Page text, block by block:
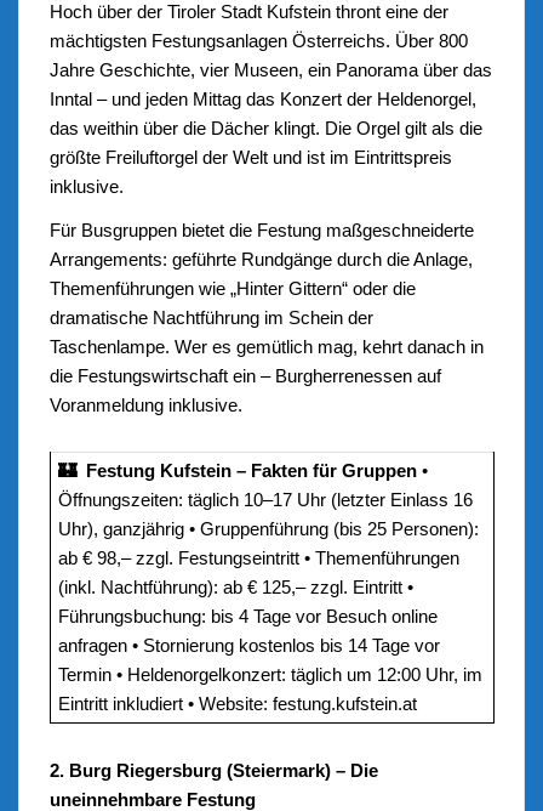
Hoch über der Tiroler Stadt Kufstein thront eine der
mächtigsten Festungsanlagen Österreichs. Über 800
Jahre Geschichte, vier Museen, ein Panorama über das
Inntal – und jeden Mittag das Konzert der Heldenorgel,
das weithin über die Dächer klingt. Die Orgel gilt als die
größte Freiluftorgel der Welt und ist im Eintrittspreis
inklusive.
Für Busgruppen bietet die Festung maßgeschneiderte
Arrangements: geführte Rundgänge durch die Anlage,
Themenführungen wie „Hinter Gittern“ oder die
dramatische Nachtführung im Schein der
Taschenlampe. Wer es gemütlich mag, kehrt danach in
die Festungswirtschaft ein – Burgherrenessen auf
Voranmeldung inklusive.
🏰 Festung Kufstein – Fakten für Gruppen•
Öffnungszeiten: täglich 10–17 Uhr (letzter Einlass 16
Uhr), ganzjährig • Gruppenführung (bis 25 Personen):
ab € 98,– zzgl. Festungseintritt • Themenführungen
(inkl. Nachtführung): ab € 125,– zzgl. Eintritt •
Führungsbuchung: bis 4 Tage vor Besuch online
anfragen • Stornierung kostenlos bis 14 Tage vor
Termin • Heldenorgelkonzert: täglich um 12:00 Uhr, im
Eintritt inkludiert • Website: festung.kufstein.at
2. Burg Riegersburg (Steiermark) – Die
uneinnehmbare Festung